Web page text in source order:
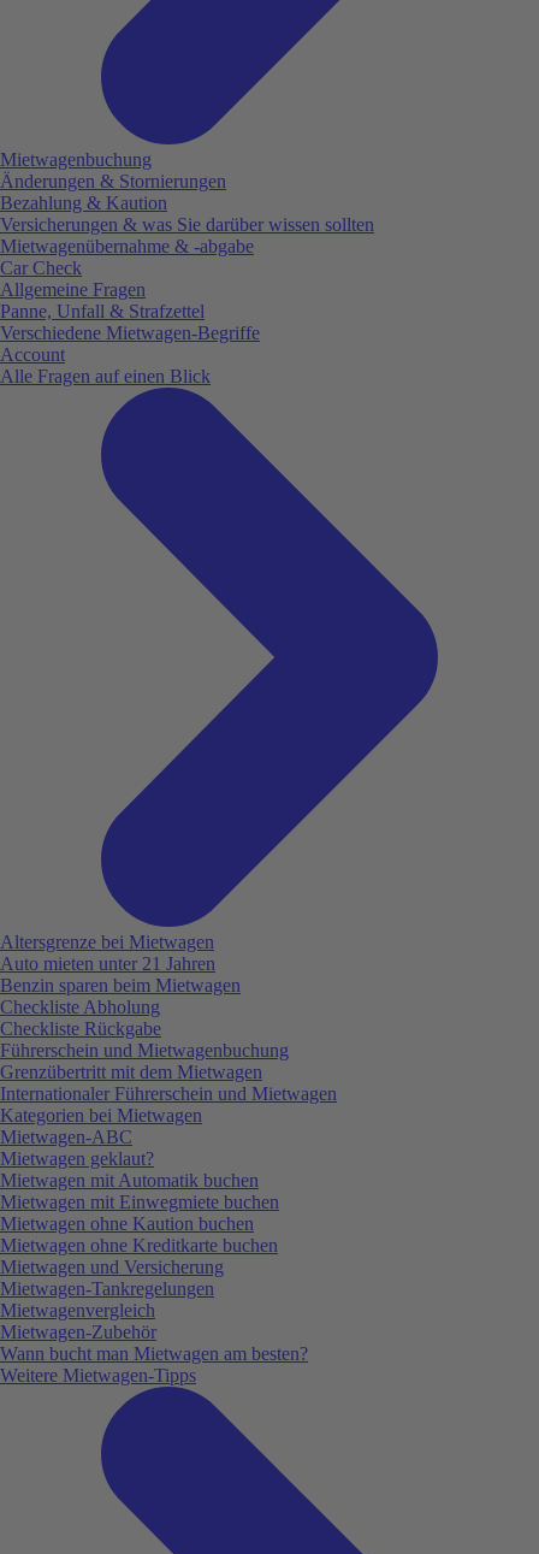
Mietwagenbuchung
Änderungen & Stornierungen
Bezahlung & Kaution
Versicherungen & was Sie darüber wissen sollten
Mietwagenübernahme & -abgabe
Car Check
Allgemeine Fragen
Panne, Unfall & Strafzettel
Verschiedene Mietwagen-Begriffe
Account
Alle Fragen auf einen Blick
Altersgrenze bei Mietwagen
Auto mieten unter 21 Jahren
Benzin sparen beim Mietwagen
Checkliste Abholung
Checkliste Rückgabe
Führerschein und Mietwagenbuchung
Grenzübertritt mit dem Mietwagen
Internationaler Führerschein und Mietwagen
Kategorien bei Mietwagen
Mietwagen-ABC
Mietwagen geklaut?
Mietwagen mit Automatik buchen
Mietwagen mit Einwegmiete buchen
Mietwagen ohne Kaution buchen
Mietwagen ohne Kreditkarte buchen
Mietwagen und Versicherung
Mietwagen-Tankregelungen
Mietwagenvergleich
Mietwagen-Zubehör
Wann bucht man Mietwagen am besten?
Weitere Mietwagen-Tipps